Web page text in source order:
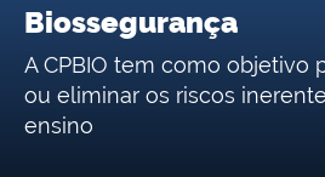
Biossegurança
A CPBIO tem como objetivo
ou eliminar os riscos
ensino